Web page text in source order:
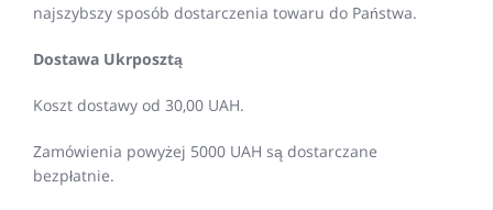
najszybszy sposób dostarczenia towaru do Państwa.
Dostawa Ukrposztą
Koszt dostawy od 30,00 UAH.
Zamówienia powyżej 5000 UAH są dostarczane
bezpłatnie.